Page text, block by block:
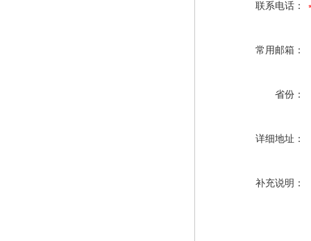
联系电话：
常用邮箱：
省份：
详细地址：
补充说明：